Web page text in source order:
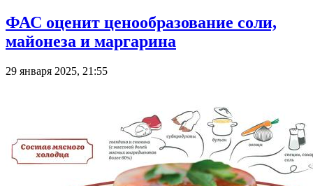
ФАС оценит ценообразование соли,
майонеза и маргарина
29 января 2025, 21:55